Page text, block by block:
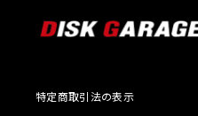
特定商取引法の表示